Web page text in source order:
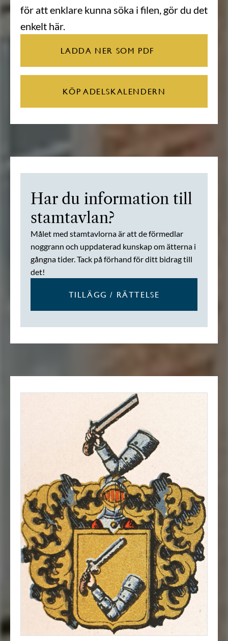
för att enklare kunna söka i filen, gör du det
enkelt här.
LADDA NER SOM PDF
KÖP ADELSKALENDERN
Har du information till
stamtavlan?
Målet med stamtavlorna är att de förmedlar
noggrann och uppdaterad kunskap om ätterna i
gångna tider. Tack på förhand för ditt bidrag till
det!
TILLÄGG / RÄTTELSE